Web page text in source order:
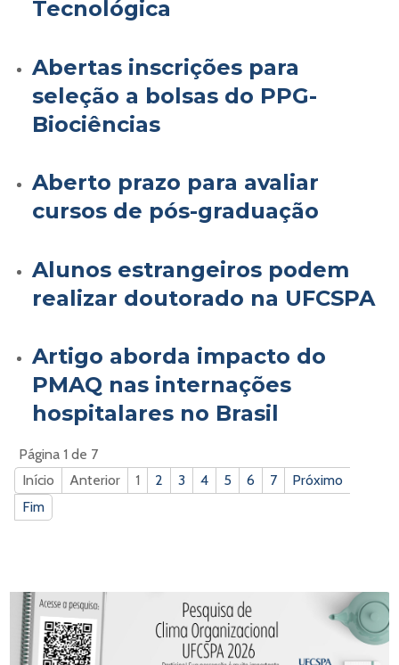
Tecnológica
Abertas inscrições para
seleção a bolsas do PPG-
Biociências
Aberto prazo para avaliar
cursos de pós-graduação
Alunos estrangeiros podem
realizar doutorado na UFCSPA
Artigo aborda impacto do
PMAQ nas internações
hospitalares no Brasil
Página 1 de 7
Início
Anterior 1 2 3 4 5 6 7
Próximo
Fim